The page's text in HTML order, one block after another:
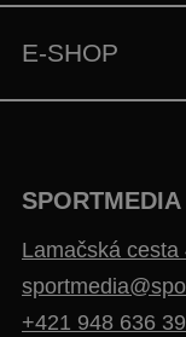
E-SHOP
Lamačská
+421 948 636